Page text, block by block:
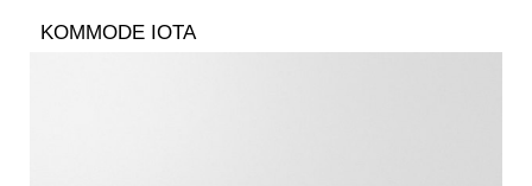
KOMMODE IOTA